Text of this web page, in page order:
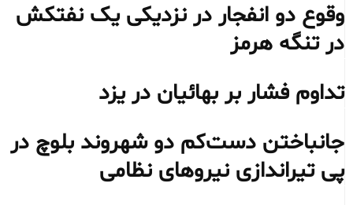
وقوع دو انفجار در نزدیکی یک نفتکش
در تنگه هرمز
تداوم فشار بر بهائیان در یزد
جانباختن دست‌کم دو شهروند بلوچ در
پی تیراندازی نیروهای نظامی